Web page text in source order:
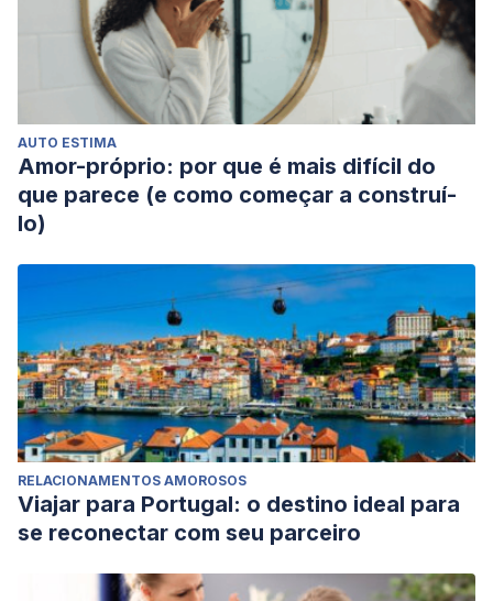
AUTO ESTIMA
Amor-próprio: por que é mais difícil do
que parece (e como começar a construí-
lo)
RELACIONAMENTOS AMOROSOS
Viajar para Portugal: o destino ideal para
se reconectar com seu parceiro